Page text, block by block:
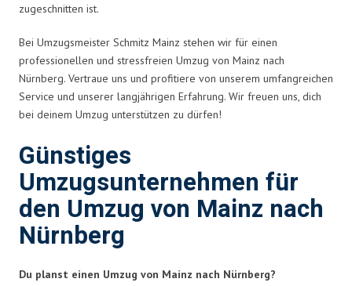
zugeschnitten ist.
Bei Umzugsmeister Schmitz Mainz stehen wir für einen
professionellen und stressfreien Umzug von Mainz nach
Nürnberg. Vertraue uns und profitiere von unserem umfangreichen
Service und unserer langjährigen Erfahrung. Wir freuen uns, dich
bei deinem Umzug unterstützen zu dürfen!
Günstiges
Umzugsunternehmen für
den Umzug von Mainz nach
Nürnberg
Du planst einen Umzug von Mainz nach Nürnberg?